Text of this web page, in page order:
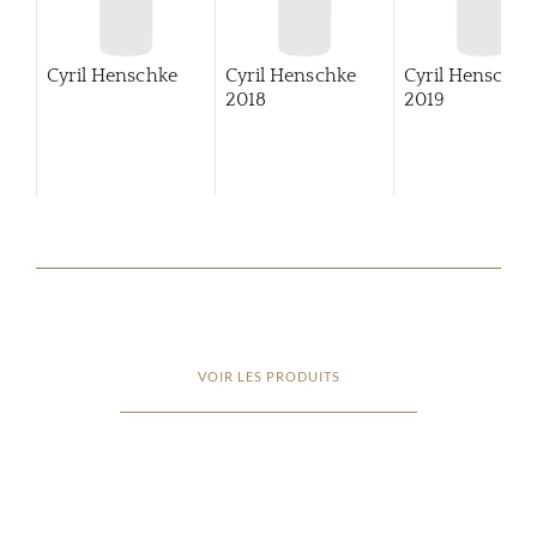
Cyril Henschke
Cyril Henschke
2018
Cyril Henschke
2019
VOIR LES PRODUITS